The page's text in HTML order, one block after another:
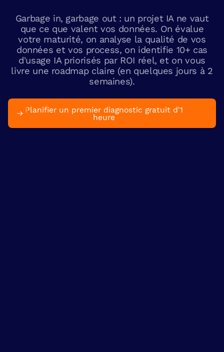
Garbage in, garbage out : un projet IA ne vaut
que ce que valent vos données. On évalue
votre maturité, on analyse la qualité de vos
données et vos process, on identifie 10+ cas
d'usage IA priorisés par ROI réel, et on vous
livre une roadmap claire (en quelques jours à 2
semaines).
Planifier un premier diagnostic gratuit d'1
heure